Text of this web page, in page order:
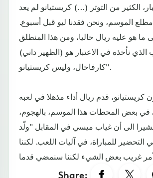
الكثير من التوتر (...) كريستيانو لم يعد
الموسم، ونحن فقدنا ليو قبل أسبوع.
هو عليه ريال حاليا، ومن هذا المنطلق
الذي نأخذه في الاعتبار هو (الظهير داني)
كارفاخال، وليس كريستيانو".
كريستيانو، قدم ريال أداء مذهلا في لعبه
في بعض المحطات هذا الموسم، بالهجوم،
الى أن غياب ميسي في المقابل "ولّد
التحضير للمباراة، في آليات اللعب. لكننا
Share: